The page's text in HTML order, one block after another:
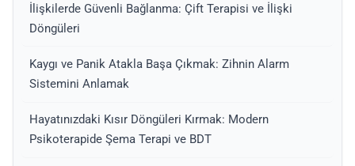
İlişkilerde Güvenli Bağlanma: Çift Terapisi ve İlişki
Döngüleri
Kaygı ve Panik Atakla Başa Çıkmak: Zihnin Alarm
Sistemini Anlamak
Hayatınızdaki Kısır Döngüleri Kırmak: Modern
Psikoterapide Şema Terapi ve BDT